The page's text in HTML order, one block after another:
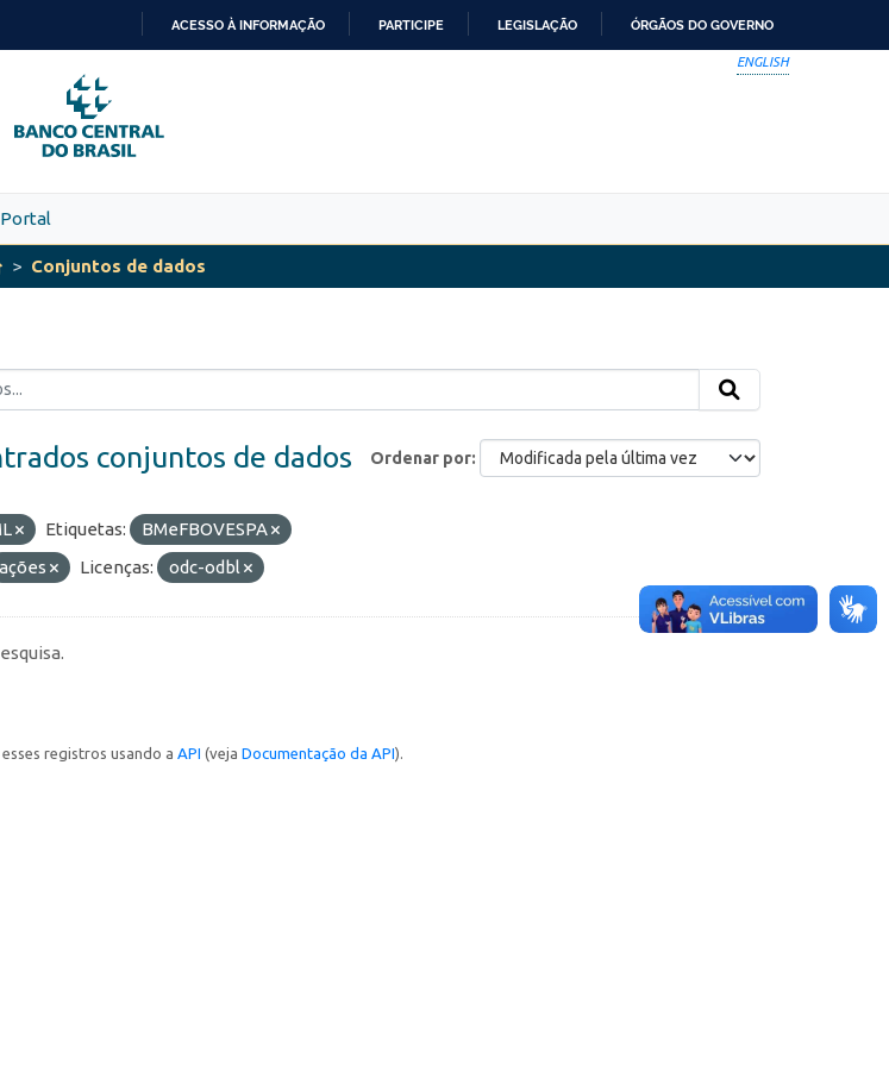
PARA
O
CONTEÚDO
ACESSO À INFORMAÇÃO PARTICIPE LEGISLAÇÃO ÓRGÃOS DO GOVERNO
ENGLISH
Conjuntos de dados
Ordenar por
conjuntos de dados
Etiquetas:
BMeFBOVESPA
ações Licenças: odc-odbl
registros usando a API (veja Documentação da API).